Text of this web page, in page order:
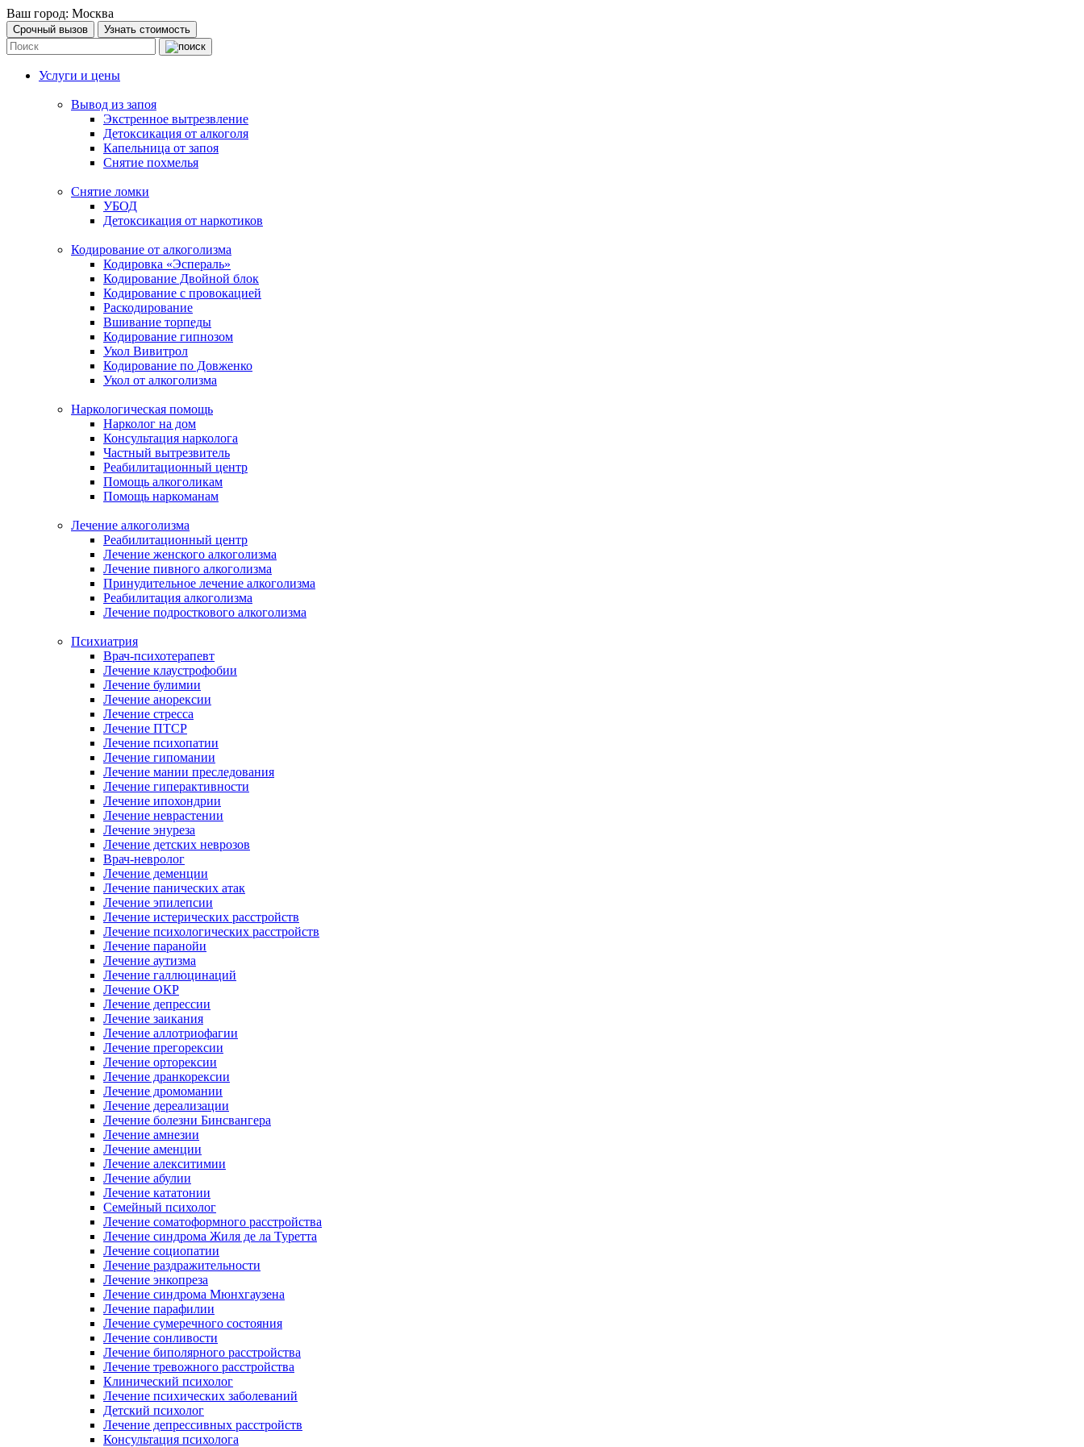
Ваш город: Москва
Срочный вызов Узнать стоимость
Услуги и цены
Вывод из запоя
Экстренное вытрезвление
Детоксикация от алкоголя
Капельница от запоя
Снятие похмелья
Снятие ломки
УБОД
Детоксикация от наркотиков
Кодирование от алкоголизма
Кодировка «Эспераль»
Кодирование Двойной блок
Кодирование с провокацией
Раскодирование
Вшивание торпеды
Кодирование гипнозом
Укол Вивитрол
Кодирование по Довженко
Укол от алкоголизма
Наркологическая помощь
Нарколог на дом
Консультация нарколога
Частный вытрезвитель
Реабилитационный центр
Помощь алкоголикам
Помощь наркоманам
Лечение алкоголизма
Реабилитационный центр
Лечение женского алкоголизма
Лечение пивного алкоголизма
Принудительное лечение алкоголизма
Реабилитация алкоголизма
Лечение подросткового алкоголизма
Психиатрия
Врач-психотерапевт
Лечение клаустрофобии
Лечение булимии
Лечение анорексии
Лечение стресса
Лечение ПТСР
Лечение психопатии
Лечение гипомании
Лечение мании преследования
Лечение гиперактивности
Лечение ипохондрии
Лечение неврастении
Лечение энуреза
Лечение детских неврозов
Врач-невролог
Лечение деменции
Лечение панических атак
Лечение эпилепсии
Лечение истерических расстройств
Лечение психологических расстройств
Лечение паранойи
Лечение аутизма
Лечение галлюцинаций
Лечение ОКР
Лечение депрессии
Лечение заикания
Лечение аллотриофагии
Лечение прегорексии
Лечение орторексии
Лечение дранкорексии
Лечение дромомании
Лечение дереализации
Лечение болезни Бинсвангера
Лечение амнезии
Лечение аменции
Лечение алекситимии
Лечение абулии
Лечение кататонии
Семейный психолог
Лечение соматоформного расстройства
Лечение синдрома Жиля де ла Туретта
Лечение социопатии
Лечение раздражительности
Лечение энкопреза
Лечение синдрома Мюнхгаузена
Лечение парафилии
Лечение сумеречного состояния
Лечение сонливости
Лечение биполярного расстройства
Лечение тревожного расстройства
Клинический психолог
Лечение психических заболеваний
Детский психолог
Лечение депрессивных расстройств
Консультация психолога